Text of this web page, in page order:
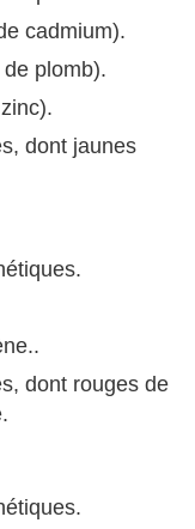
cadmium).
plomb).
dont jaunes
dont rouges de